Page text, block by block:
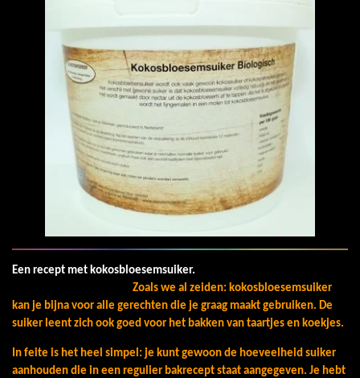
Een recept met kokosbloesemsuiker.
Zoals we al zeiden: kokosbloesemsuiker
kan je bijna voor alle gerechten die je graag maakt gebruiken. De
suiker leent zich ook goed voor het bakken van taartjes en koekjes.
In feite is het heel simpel: je kunt gewoon de hoeveelheid suiker
aanhouden die in een regulier bakrecept staat aangegeven. Je hebt